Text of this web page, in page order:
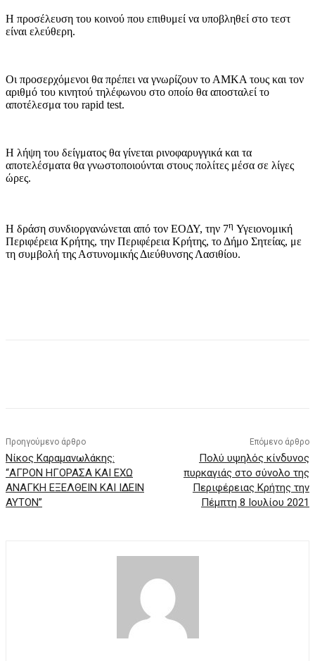
Η προσέλευση του κοινού που επιθυμεί να υποβληθεί στο τεστ
είναι ελεύθερη.
Οι προσερχόμενοι θα πρέπει να γνωρίζουν το ΑΜΚΑ τους και τον
αριθμό του κινητού τηλέφωνου στο οποίο θα αποσταλεί το
αποτέλεσμα του rapid test.
Η λήψη του δείγματος θα γίνεται ρινοφαρυγγικά και τα
αποτελέσματα θα γνωστοποιούνται στους πολίτες μέσα σε λίγες
ώρες.
Η δράση συνδιοργανώνεται από τον ΕΟΔΥ, την 7η Υγειονομική
Περιφέρεια Κρήτης, την Περιφέρεια Κρήτης, το Δήμο Σητείας, με
τη συμβολή της Αστυνομικής Διεύθυνσης Λασιθίου.
Προηγούμενο άρθρο
Νίκος Καραμανωλάκης:
“ΑΓΡΟΝ ΗΓΟΡΑΣΑ ΚΑΙ ΕΧΩ
ΑΝΑΓΚΗ ΕΞΕΛΘΕΙΝ ΚΑΙ ΙΔΕΙΝ
ΑΥΤΟΝ”
Επόμενο άρθρο
Πολύ υψηλός κίνδυνος
πυρκαγιάς στο σύνολο της
Περιφέρειας Κρήτης την
Πέμπτη 8 Ιουλίου 2021